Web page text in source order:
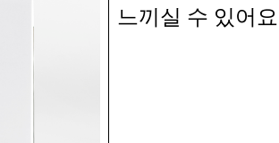
느끼실 수 있어요